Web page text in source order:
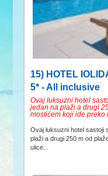
15) HOTEL
5* - All inclusive
Ovaj luksuzni hotel
jedan na plaži a drugi
mostićem koji ide preko
Ovaj luksuzni hotel sastoji
plaži a drugi 250 m od
ulice...